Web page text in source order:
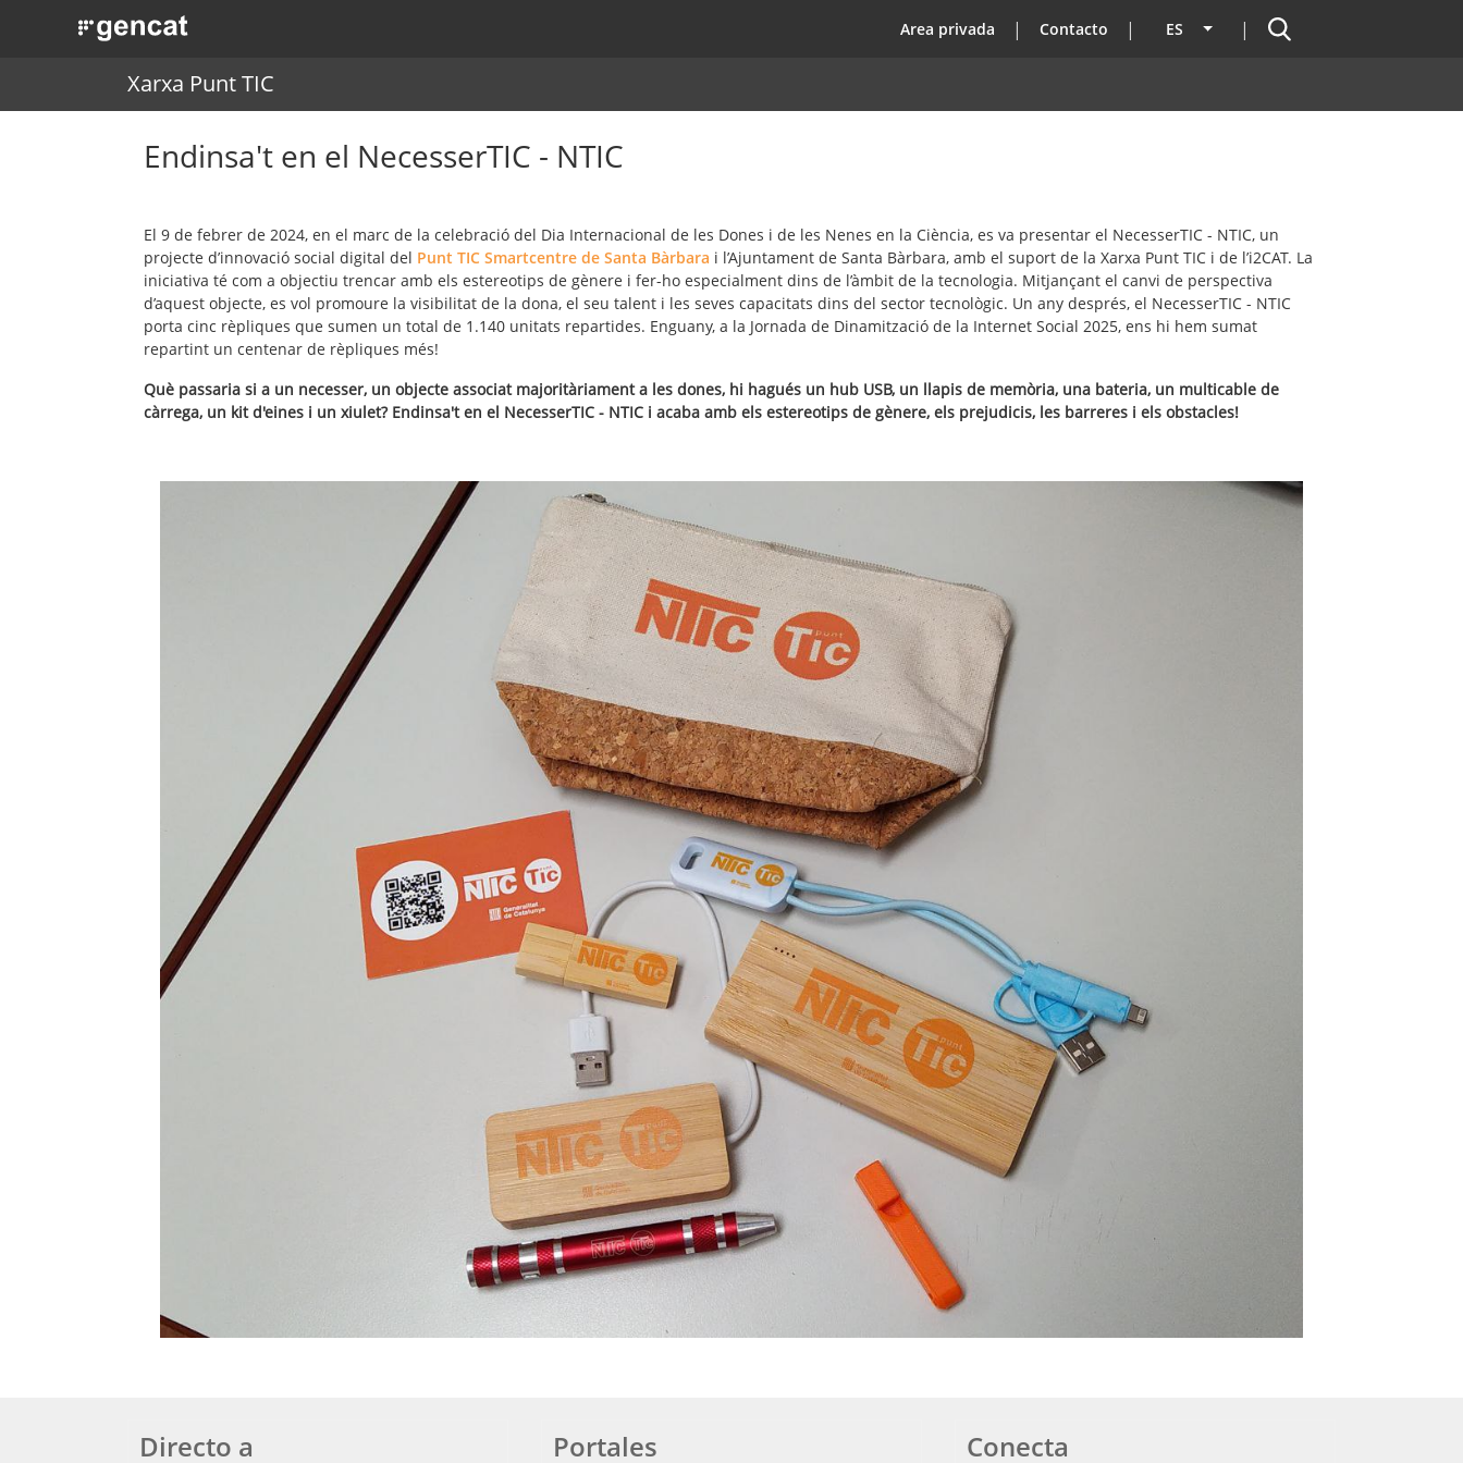
. Obre en una nova finestra. top
Area privada Contacto ES Lista adicional de acciones
Buscador
Xarxa Punt TIC
Endinsa't en el NecesserTIC - NTIC
El 9 de febrer de 2024, en el marc de la celebració del Dia Internacional de les Dones i de les Nenes en la Ciència, es va presentar el NecesserTIC - NTIC, un
projecte d’innovació social digital del Punt TIC Smartcentre de Santa Bàrbara i l’Ajuntament de Santa Bàrbara, amb el suport de la Xarxa Punt TIC i de l’i2CAT. La
iniciativa té com a objectiu trencar amb els estereotips de gènere i fer-ho especialment dins de l’àmbit de la tecnologia. Mitjançant el canvi de perspectiva
d’aquest objecte, es vol promoure la visibilitat de la dona, el seu talent i les seves capacitats dins del sector tecnològic. Un any després, el NecesserTIC - NTIC
porta cinc rèpliques que sumen un total de 1.140 unitats repartides. Enguany, a la Jornada de Dinamització de la Internet Social 2025, ens hi hem sumat
repartint un centenar de rèpliques més!
Què passaria si a un necesser, un objecte associat majoritàriament a les dones, hi hagués un hub USB, un llapis de memòria, una bateria, un multicable de
càrrega, un kit d'eines i un xiulet? Endinsa't en el NecesserTIC - NTIC i acaba amb els estereotips de gènere, els prejudicis, les barreres i els obstacles!
Directo a Portales Conecta